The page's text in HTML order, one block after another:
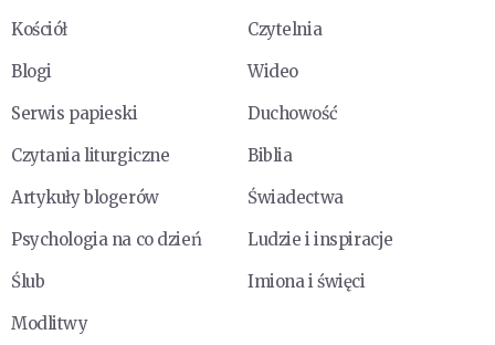
Kościół
Czytelnia
Blogi
Wideo
Serwis papieski
Duchowość
Czytania liturgiczne
Biblia
Artykuły blogerów
Świadectwa
Psychologia na co dzień
Ludzie i inspiracje
Ślub
Imiona i święci
Modlitwy